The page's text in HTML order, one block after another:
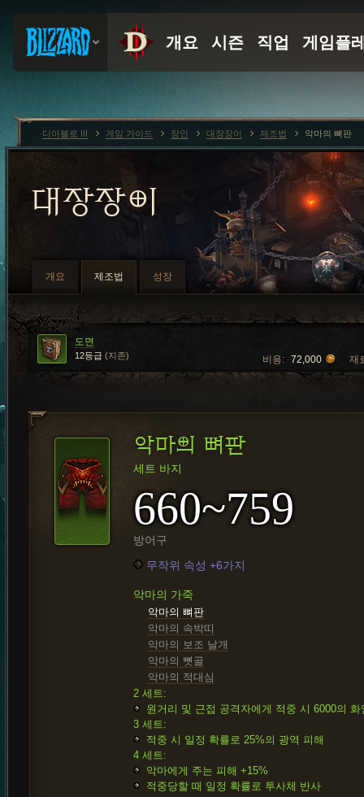
대장장이
개요 제조법 성장
재
비용: 72,000
도면
12등급 (지존)
악마의 뼈판
세트 바지
660~759
방어구
무작위 속성 +6가지
악마의 가죽
악마의 뼈판
악마의 속박띠
악마의 보조 날개
악마의 뼛골
악마의 적대심
2 세트:
원거리 및 근접 공격자에게 적중 시 6000의 화
3 세트:
적중 시 일정 확률로 25%의 광역 피해
4 세트:
악마에게 주는 피해 +15%
적중당할 때 일정 확률로 투사체 반사
디아블로 III 게임 가이드 장인 대장장이 제조법 악마의 뼈판